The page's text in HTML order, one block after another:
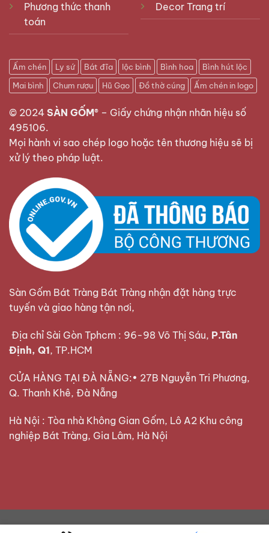
Phương thức thanh
toán
Decor Trang trí
Ấm chén Ly sứ Bát đĩa lộc bình Bình hoa
Bình hút lộc
Mai bình
Chum rượu Hũ Gạo Đồ thờ cúng Ấm chén in logo
© 2024 SÀN GỐM® – Giấy chứng nhận nhãn hiệu số
495106.
Mọi hành vi sao chép logo hoặc tên thương hiệu sẽ bị
xử lý theo pháp luật.
Sàn Gốm Bát Tràng Bát Tràng nhận đặt hàng trực
tuyến và giao hàng tận nơi,
Địa chỉ Sài Gòn Tphcm : 96-98 Võ Thị Sáu, P.Tân
Định, Q1, TP.HCM
CỬA HÀNG TẠI ĐÀ NẴNG:• 27B Nguyễn Tri Phương,
Q. Thanh Khê, Đà Nẵng
Hà Nội : Tòa nhà Không Gian Gốm, Lô A2 Khu công
nghiệp Bát Tràng, Gia Lâm, Hà Nội